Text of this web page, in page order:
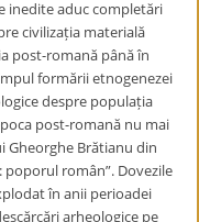
inedite aduc completări
civilizația materială
post-romană până în
formării etnogenezei
despre populația
post-romană nu mai
Gheorghe Brătianu din
poporul român”. Dovezile
în anii perioadei
arheologice pe